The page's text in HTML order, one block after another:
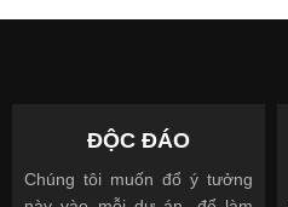
ĐỘC ĐÁO
Chúng tôi muốn đổ ý tưởng